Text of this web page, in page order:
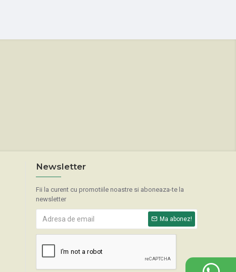
Newsletter
Fii la curent cu promotiile noastre si aboneaza-te la
newsletter
Ma abonez!